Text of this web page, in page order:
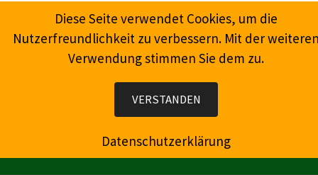
Inhalt
Wein, Champagner, Prosecco, Feinkost, Präsente
Diese Seite verwendet Cookies, um die
Nutzerfreundlichkeit zu verbessern. Mit der
Verwendung stimmen Sie dem zu.
VERSTANDEN
Datenschutzerklärung